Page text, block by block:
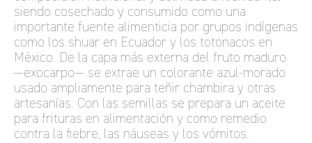
siendo cosechado y consumido como una
importante fuente alimenticia por grupos indígenas
como los shuar en Ecuador y los totonacos en
México. De la capa más externa del fruto maduro
—exocarpo— se extrae un colorante azul-morado
usado ampliamente para teñir chambira y otras
artesanías. Con las semillas se prepara un aceite
para frituras en alimentación y como remedio
contra la fiebre, las náuseas y los vómitos.